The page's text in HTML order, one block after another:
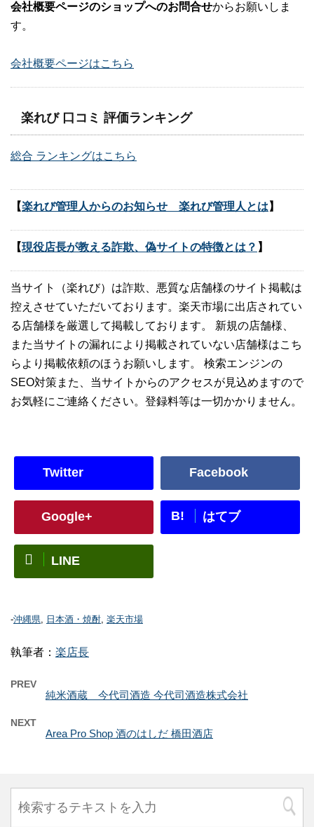
会社概要ページのショップへのお問合せからお願いしま
す。
会社概要ページはこちら
楽れび 口コミ 評価ランキング
総合 ランキングはこちら
【楽れび管理人からのお知らせ 楽れび管理人とは 】
【現役店長が教える詐欺、偽サイトの特徴とは？ 】
当サイト（楽れび）は詐欺、悪質な店舗様のサイト掲載は
控えさせていただいております。楽天市場に出店されてい
る店舗様を厳選して掲載しております。 新規の店舗様、
また当サイトの漏れにより掲載されていない店舗様はこち
らより掲載依頼のほうお願いします。 検索エンジンの
SEO対策また、当サイトからのアクセスが見込めますので
お気軽にご連絡ください。登録料等は一切かかりません。
Twitter Facebook
Google+ B! はてブ
LINE
-沖縄県, 日本酒・焼酎, 楽天市場
執筆者： 楽店長
PREV
純米酒蔵 今代司酒造 今代司酒造株式会社
NEXT
Area Pro Shop 酒のはしだ 橋田酒店